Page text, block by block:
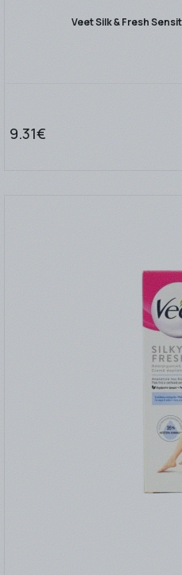
Veet Silk & Fresh
9.31€